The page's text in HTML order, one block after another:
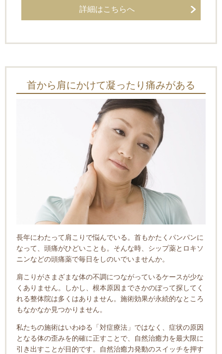
詳細はこちらへ
首から肩にかけて凝ったり痛みがある
長年にわたって肩こりで悩んでいる。首もかたくパンパンに
なって、 頭痛がひどいことも。そんな時、シップ薬とロキソ
ニンなどの頭痛薬で毎日をしのいでいませんか。
肩こりがさまざまな体の不調につながっているケースが少な
くありません。しかし、根本原因までさかのぼって探してく
れる整体院は多くはありません。施術効果が永続的なところ
もなかなか見つかりません。
私たちの施術はいわゆる「対症療法」ではなく、症状の原因
となる体の歪みを的確に正すことで、自然治癒力を最大限に
引き出すことが目的です。自然治癒力発動のスイッチを押す